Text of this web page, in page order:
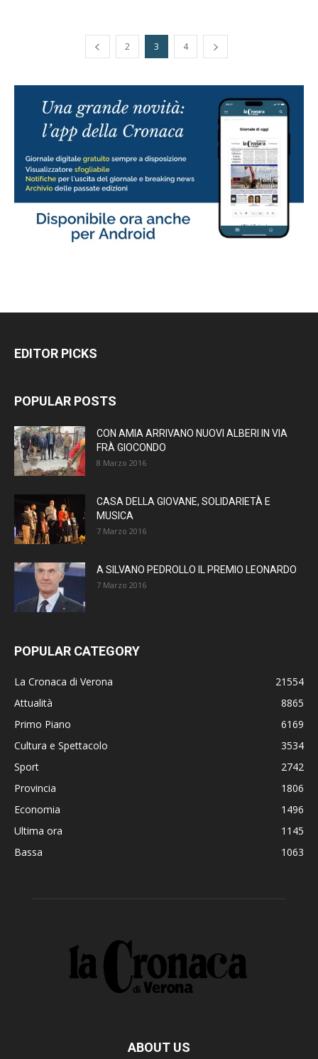
2 3 4
EDITOR PICKS
POPULAR POSTS
CON AMIA ARRIVANO NUOVI ALBERI IN VIA
FRÀ GIOCONDO
8 Marzo 2016
CASA DELLA GIOVANE, SOLIDARIETÀ E
MUSICA
7 Marzo 2016
A SILVANO PEDROLLO IL PREMIO LEONARDO
7 Marzo 2016
POPULAR CATEGORY
La Cronaca di Verona
21554
Attualità
8865
Primo Piano
6169
Cultura e Spettacolo
3534
Sport
2742
Provincia
1806
Economia
1496
Ultima ora
1145
Bassa
1063
ABOUT US